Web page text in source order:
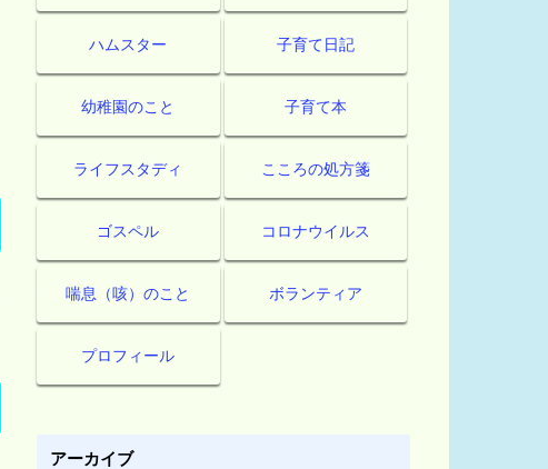
ハムスター 子育て日記
幼稚園のこと 子育て本
ライフスタディ こころの処方箋
ゴスペル コロナウイルス
喘息（咳）のこと ボランティア
プロフィール
アーカイブ